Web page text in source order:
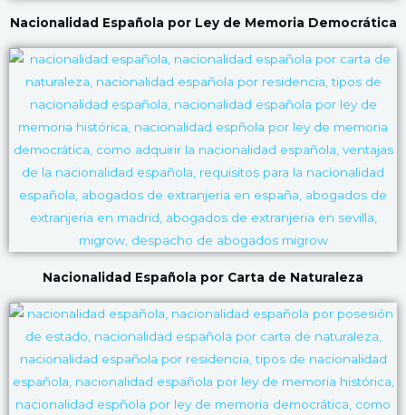
Nacionalidad Española por Ley de Memoria Democrática
Nacionalidad Española por Carta de Naturaleza